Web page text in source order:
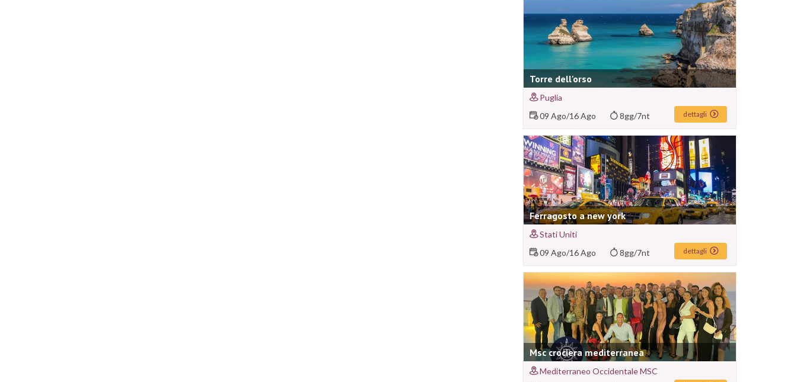
Torre dell'orso
Puglia
09 Ago/16 Ago 8gg/7nt dettagli
Ferragosto a new york
Stati Uniti
09 Ago/16 Ago 8gg/7nt dettagli
Msc crociera mediterranea
Mediterraneo Occidentale MSC